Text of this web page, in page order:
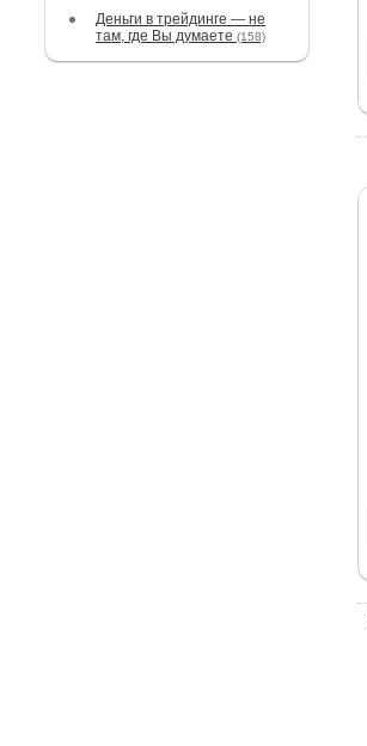
Деньги в трейдинге — не
там, где Вы думаете (158)